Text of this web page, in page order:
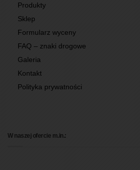
Produkty
Sklep
Formularz wyceny
FAQ – znaki drogowe
Galeria
Kontakt
Polityka prywatności
W naszej ofercie m.in.: